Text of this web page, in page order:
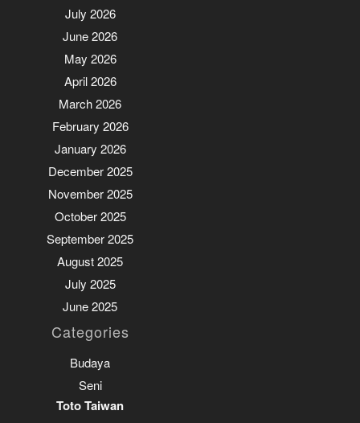
July 2026
June 2026
May 2026
April 2026
March 2026
February 2026
January 2026
December 2025
November 2025
October 2025
September 2025
August 2025
July 2025
June 2025
Categories
Budaya
Seni
Toto Taiwan